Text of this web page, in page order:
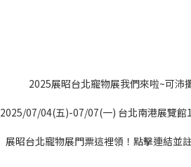
2025展昭台北寵物展我們來啦~可沛
2025/07/04(五)-07/07(一) 台北南港展覽館
展昭台北寵物展門票這裡領！點擊連結並